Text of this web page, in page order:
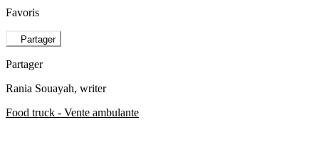
Favoris
Partager
Partager
Rania Souayah, writer
Food truck - Vente ambulante